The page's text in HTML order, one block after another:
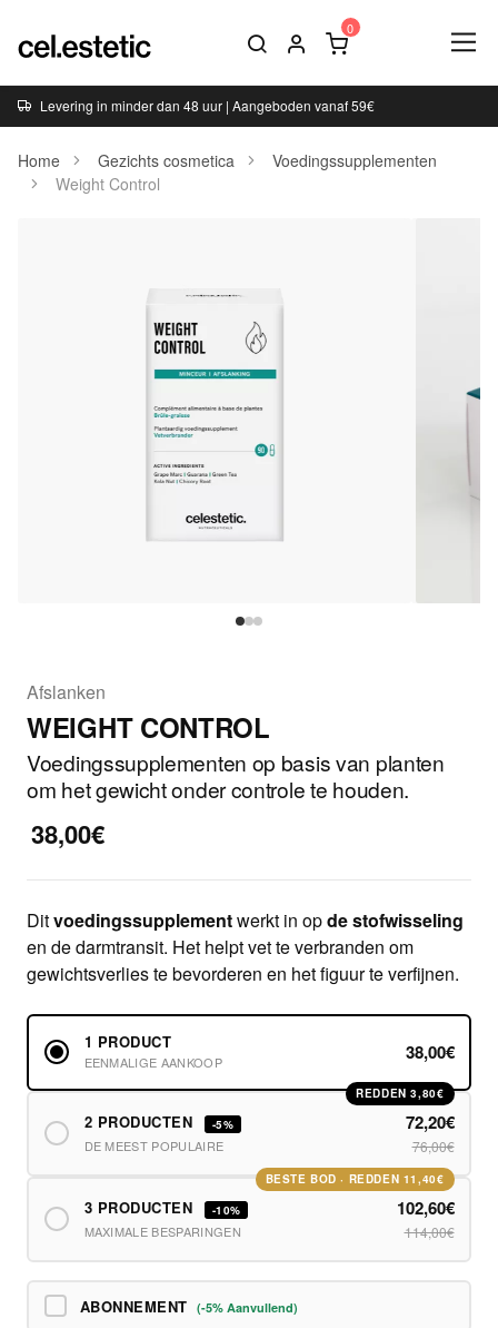
Levering in minder dan 48 uur | Aangeboden vanaf 59€
Home Gezichts cosmetica
Voedingssupplementen
Weight Control
Afslanken
WEIGHT CONTROL
Voedingssupplementen op basis van planten
om het gewicht onder controle te houden.
38,00€
Ditvoedingssupplementwerkt in opde stofwisseling
en de darmtransit. Het helpt vet te verbranden om
gewichtsverlies te bevorderen en het figuur te verfijnen.
1 PRODUCT
EENMALIGE AANKOOP 38,00€
REDDEN 3,80€
2 PRODUCTEN -5%
DE MEEST POPULAIRE
72,20€
76,00€
BESTE BOD · REDDEN 11,40€
3 PRODUCTEN -10%
MAXIMALE BESPARINGEN
102,60€
114,00€
ABONNEMENT (-5% Aanvullend)